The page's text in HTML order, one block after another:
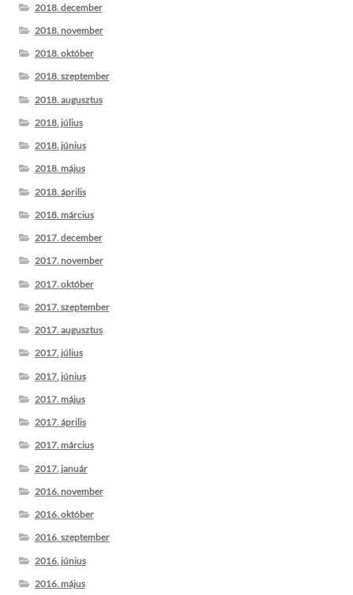
2018. december
2018. november
2018. október
2018. szeptember
2018. augusztus
2018. július
2018. június
2018. május
2018. április
2018. március
2017. december
2017. november
2017. október
2017. szeptember
2017. augusztus
2017. július
2017. június
2017. május
2017. április
2017. március
2017. január
2016. november
2016. október
2016. szeptember
2016. június
2016. május